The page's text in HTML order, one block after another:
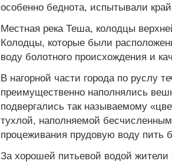
особенно беднота, испытывали
Местная река Теша, колодцы
Колодцы, которые были
воду болотного происхождения и
В нагорной части города по руслу
преимущественно наполнялись
подвергались так называемому
тухлой, наполняемой
процеживания прудовую воду пить
За хорошей питьевой водой